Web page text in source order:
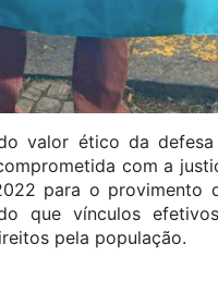
valor ético da
com a
para o provimento
que vínculos
pela população.